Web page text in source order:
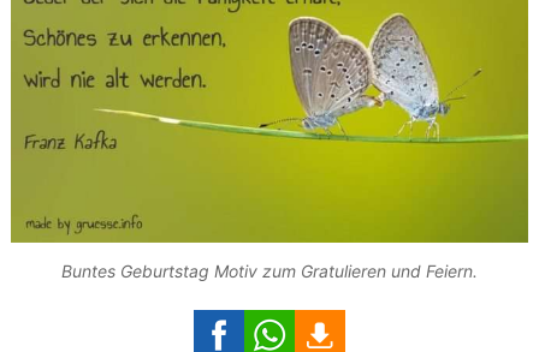
Buntes Geburtstag Motiv zum Gratulieren und Feiern.